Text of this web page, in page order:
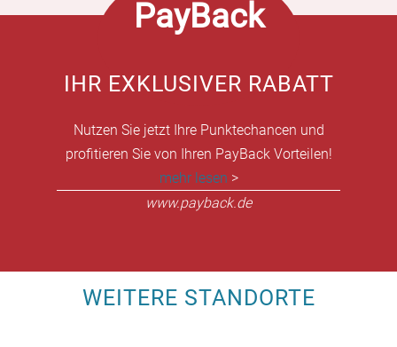
PayBack
IHR EXKLUSIVER RABATT
Nutzen Sie jetzt Ihre Punktechancen und
profitieren Sie von Ihren PayBack Vorteilen!
mehr lesen >
www.payback.de
WEITERE STANDORTE